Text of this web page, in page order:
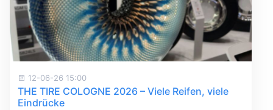
12-06-26 15:00
THE TIRE COLOGNE 2026 – Viele Reifen, viele
Eindrücke